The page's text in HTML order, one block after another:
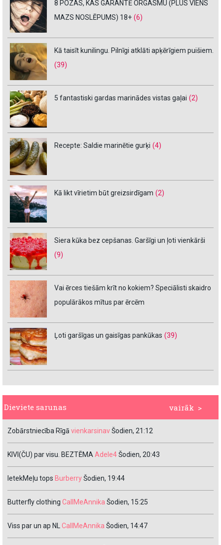
8 POZAS, KAS GARANTĒ ORGASMU (PLUS VIENS
MAZS NOSLĒPUMS) 18+ (6)
Kā taisīt kunilingu. Pilnīgi atklāti apķērīgiem puišiem.
(39)
5 fantastiski gardas marinādes vistas gaļai (2)
Recepte: Saldie marinētie gurķi (4)
Kā likt vīrietim būt greizsirdīgam (2)
Siera kūka bez cepšanas. Garšīgi un ļoti vienkārši
(9)
Vai ērces tiešām krīt no kokiem? Speciālisti skaidro
populārākos mītus par ērcēm
Ļoti garšīgas un gaisīgas pankūkas (39)
vairāk >
Dieviete sarunas
Zobārstniecība Rīgā vienkarsinavŠodien, 21:12
KIVI(ČU) par visu. BEZTĒMAAdele4Šodien, 20:43
IetekMeļu tops BurberryŠodien, 19:44
Butterfly clothing CallMeAnnika Šodien, 15:25
Viss par un ap NLCallMeAnnika Šodien, 14:47